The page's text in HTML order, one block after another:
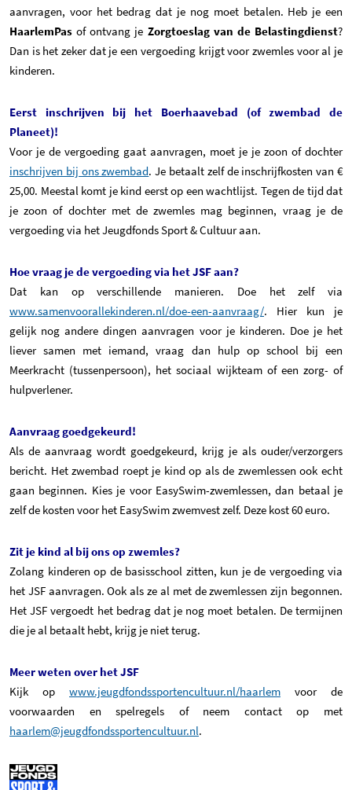
aanvragen, voor het bedrag dat je nog moet betalen. Heb je een
HaarlemPas of ontvang je Zorgtoeslag van de Belastingdienst?
Dan is het zeker dat je een vergoeding krijgt voor zwemles voor al je
kinderen.
Eerst inschrijven bij het Boerhaavebad (of zwembad de
Planeet)!
Voor je de vergoeding gaat aanvragen, moet je je zoon of dochter
inschrijven bij ons zwembad. Je betaalt zelf de inschrijfkosten van €
25,00. Meestal komt je kind eerst op een wachtlijst. Tegen de tijd dat
je zoon of dochter met de zwemles mag beginnen, vraag je de
vergoeding via het Jeugdfonds Sport & Cultuur aan.
Hoe vraag je de vergoeding via het JSF aan?
Dat kan op verschillende manieren. Doe het zelf via
www.samenvoorallekinderen.nl/doe-een-aanvraag/. Hier kun je
gelijk nog andere dingen aanvragen voor je kinderen. Doe je het
liever samen met iemand, vraag dan hulp op school bij een
Meerkracht (tussenpersoon), het sociaal wijkteam of een zorg- of
hulpverlener.
Aanvraag goedgekeurd!
Als de aanvraag wordt goedgekeurd, krijg je als ouder/verzorgers
bericht. Het zwembad roept je kind op als de zwemlessen ook echt
gaan beginnen. Kies je voor EasySwim-zwemlessen, dan betaal je
zelf de kosten voor het EasySwim zwemvest zelf. Deze kost 60 euro.
Zit je kind al bij ons op zwemles?
Zolang kinderen op de basisschool zitten, kun je de vergoeding via
het JSF aanvragen. Ook als ze al met de zwemlessen zijn begonnen.
Het JSF vergoedt het bedrag dat je nog moet betalen. De termijnen
die je al betaalt hebt, krijg je niet terug.
Meer weten over het JSF
Kijk op www.jeugdfondssportencultuur.nl/haarlem voor de
voorwaarden en spelregels of neem contact op met
haarlem@jeugdfondssportencultuur.nl.